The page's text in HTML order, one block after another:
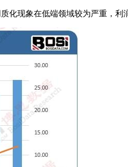
化现象在低端领域较为严重，利